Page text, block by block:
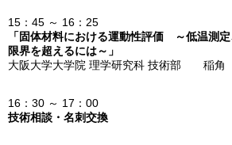
15：45 ～ 16：25
「固体材料における運動性評価 ～低温測
限界を超えるには～」
大阪大学大学院 理学研究科 技術部 稲角
16：30 ～ 17：00
技術相談・名刺交換